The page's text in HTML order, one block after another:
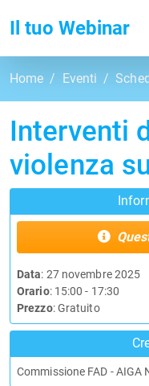
Il tuo Webinar
Home Eventi
Interventi
violenza
Data: 27 novembre 2025
Orario: 15:00 - 17:30
Prezzo: Gratuito
Commissione FAD - AIGA